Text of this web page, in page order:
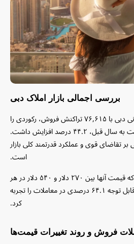
بررسی اجمالی بازار املاک دبی
در ماه می امسال، بازار مسکونی دبی با ۷۶,۶۱۵ تراکنش فروش، رکوردی را
به نام خود ثبت کرد که نسبت به سال قبل، ۴۴.۲ درصد افزایش داشت.
تقاضای قوی و عملکرد قدرتمند کلی بازار
است.
بازار اصلی، به ویژه املاکی که قیمت آنها بین ۲۷۰ دلار و ۵۴۰ دلار در هر
فوت مربع است، افزایش قابل توجه ۶۴.۱ درصدی در معاملات را تجربه
کرد.
فروش و روند تغییرات قیمت‌ها